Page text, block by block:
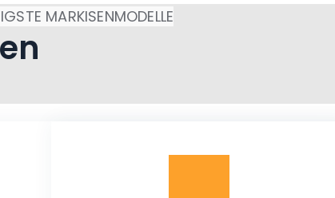
KOMMUNIKATION
MARKISENMODELLE